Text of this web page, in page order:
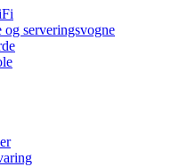
og serveringsvogne